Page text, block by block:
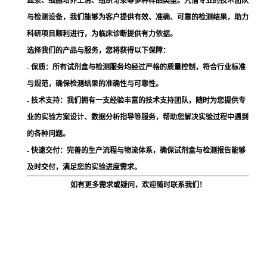
与检测设备，我们能够为客户提供有效、准确、可靠的检测结果，助力
科研项目顺利进行，为临床诊断提供有力依据。
选择我们的产品与服务，您将获得以下保障：
- 保质：所有试剂盒与检测服务均经过严格的质量控制，符合行业标准
与规范，确保检测结果的准确性与可靠性。
- 技术支持：我们拥有一支经验丰富的技术支持团队，随时为您提供专
业的实验方案设计、数据分析指导等服务，帮助您解决实验过程中遇到
的各种问题。
- 快速交付：完善的生产流程与物流体系，确保试剂盒与检测报告能够
及时交付，满足您的实验进度需求。
如有更多需求或疑问，欢迎随时联系我们！